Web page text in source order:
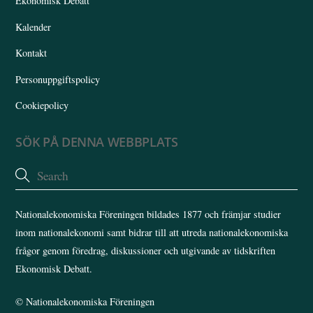
Kalender
Kontakt
Personuppgiftspolicy
Cookiepolicy
SÖK PÅ DENNA WEBBPLATS
Nationalekonomiska Föreningen bildades 1877 och främjar studier
inom nationalekonomi samt bidrar till att utreda nationalekonomiska
frågor genom föredrag, diskussioner och utgivande av tidskriften
Ekonomisk Debatt.
©Nationalekonomiska Föreningen